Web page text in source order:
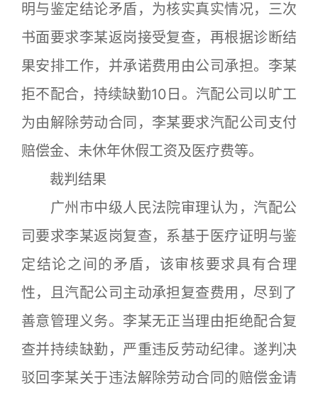
明与鉴定结论矛盾，为核实真实情况，三次
书面要求李某返岗接受复查，再根据诊断结
果安排工作，并承诺费用由公司承担。李某
拒不配合，持续缺勤10日。汽配公司以旷工
为由解除劳动合同，李某要求汽配公司支付
赔偿金、未休年休假工资及医疗费等。
裁判结果
广州市中级人民法院审理认为，汽配公
司要求李某返岗复查，系基于医疗证明与鉴
定结论之间的矛盾，该审核要求具有合理
性，且汽配公司主动承担复查费用，尽到了
善意管理义务。李某无正当理由拒绝配合复
查并持续缺勤，严重违反劳动纪律。遂判决
驳回李某关于违法解除劳动合同的赔偿金请